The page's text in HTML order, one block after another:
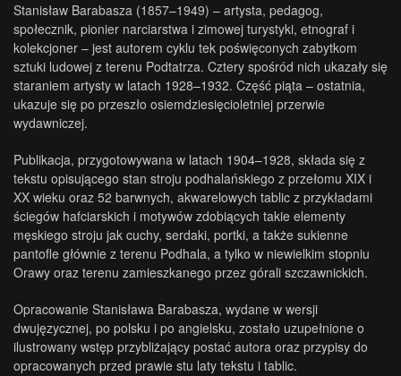
Stanisław Barabasza (1857–1949) – artysta, pedagog,
społecznik, pionier narciarstwa i zimowej turystyki, etnograf i
kolekcjoner – jest autorem cyklu tek poświęconych zabytkom
sztuki ludowej z terenu Podtatrza. Cztery spośród nich ukazały się
staraniem artysty w latach 1928–1932. Część piąta – ostatnia,
ukazuje się po przeszło osiemdziesięcioletniej przerwie
wydawniczej.
Publikacja, przygotowywana w latach 1904–1928, składa się z
tekstu opisującego stan stroju podhalańskiego z przełomu XIX i
XX wieku oraz 52 barwnych, akwarelowych tablic z przykładami
ściegów hafciarskich i motywów zdobiących takie elementy
męskiego stroju jak cuchy, serdaki, portki, a także sukienne
pantofle głównie z terenu Podhala, a tylko w niewielkim stopniu
Orawy oraz terenu zamieszkanego przez górali szczawnickich.
Opracowanie Stanisława Barabasza, wydane w wersji
dwujęzycznej, po polsku i po angielsku, zostało uzupełnione o
ilustrowany wstęp przybliżający postać autora oraz przypisy do
opracowanych przed prawie stu laty tekstu i tablic.